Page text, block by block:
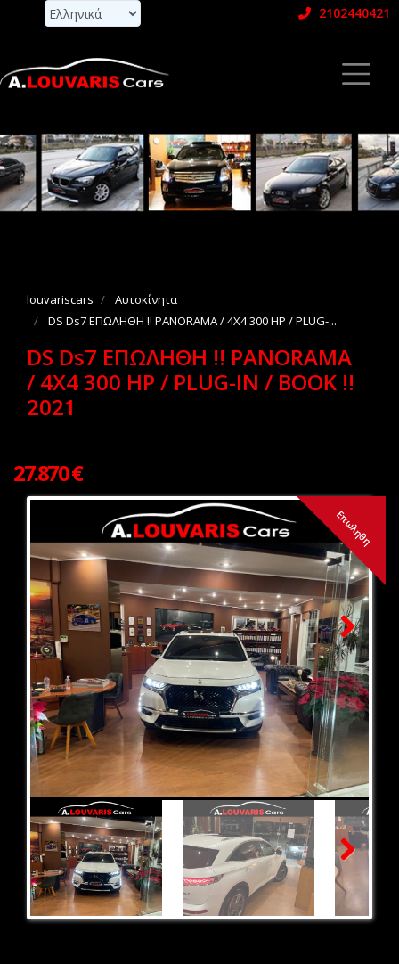
2102440421
DS Ds7 ΕΠΩΛΗΘΗ !! PANORAMA
/ 4X4 300 HP / PLUG-IN / BOOK !!
2021
louvariscars
Αυτοκίνητα
DS Ds7 ΕΠΩΛΗΘΗ !! PANORAMA / 4X4 300 HP / PLUG-...
27.870 €
Επωληθη
Next
Next